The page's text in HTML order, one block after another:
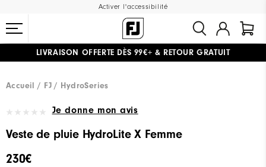
Activer l'accessibilité
LIVRAISON OFFERTE DÈS 99€+ & RETOUR GRATUIT
Accueil FJ HydroSeries
Je donne mon avis
Veste de pluie HydroLite X Femme
230€